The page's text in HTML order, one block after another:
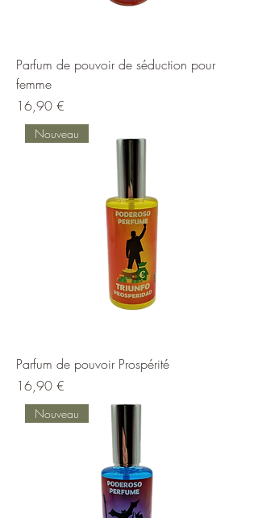
Parfum de pouvoir de séduction pour
femme
Prix
16,90 €
Nouveau
Parfum de pouvoir Prospérité
Prix
16,90 €
Nouveau